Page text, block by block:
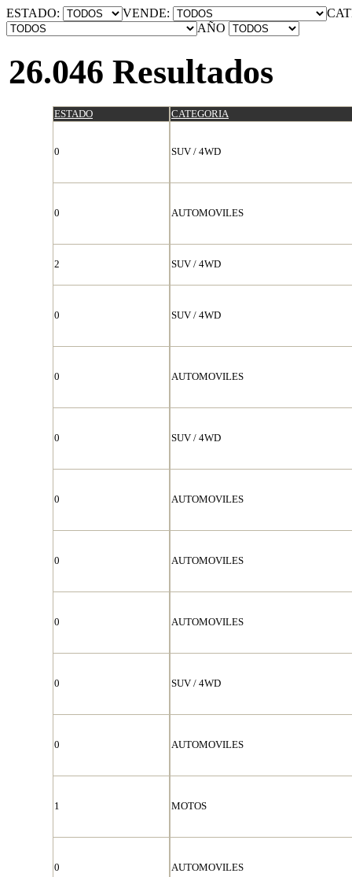
ESTADO: VENDE:
AÑO
26.046 Resultados
ESTADO CATEGORIA
0 SUV / 4WD
0 AUTOMOVILES
2 SUV / 4WD
0 SUV / 4WD
0 AUTOMOVILES
0 SUV / 4WD
0 AUTOMOVILES
0 AUTOMOVILES
0 AUTOMOVILES
0 SUV / 4WD
0 AUTOMOVILES
1 MOTOS
0 AUTOMOVILES